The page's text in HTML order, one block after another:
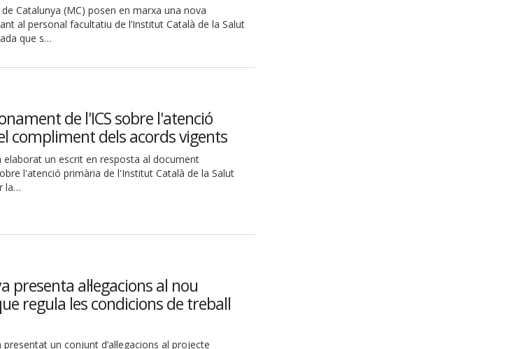
Catalunya (MC) posen en marxa una nova
al personal facultatiu de l’Institut Català de la Salut
que s…
de l'ICS sobre l'atenció
compliment dels acords vigents
elaborat un escrit en resposta al document
l'atenció primària de l'Institut Català de la Salut
la…
presenta al·legacions al nou
regula les condicions de treball
un conjunt d’al·legacions al projecte